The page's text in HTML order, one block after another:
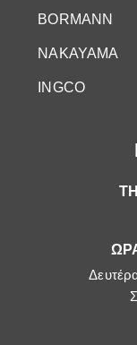
BORMANN
NAKAYAMA
INGCO